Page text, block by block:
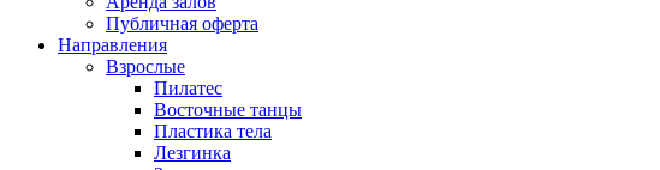
Публичная оферта
Направления
Взрослые
Пилатес
Восточные танцы
Пластика тела
Лезгинка